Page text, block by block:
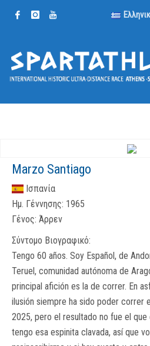
Marzo Santiago
Ισπανία
Ημ. Γέννησης: 1965
Γένος: Άρρεν
Σύντομο Βιογραφικό:
Tengo 60 años. Soy Español, de
Teruel, comunidad autónoma de
principal afición es la de correr. En
ilusión siempre ha sido poder correr
2025, pero el resultado no fue el
tengo esa espinita clavada, así que